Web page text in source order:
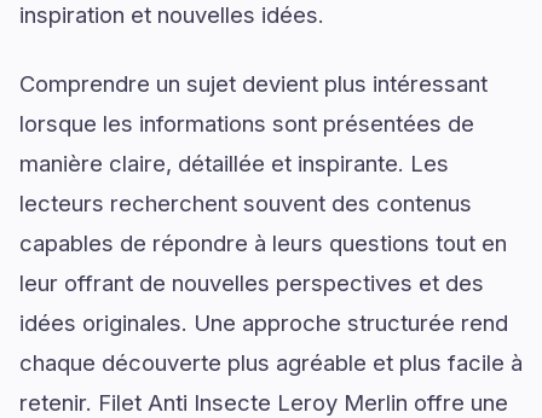
inspiration et nouvelles idées.
Comprendre un sujet devient plus intéressant
lorsque les informations sont présentées de
manière claire, détaillée et inspirante. Les
lecteurs recherchent souvent des contenus
capables de répondre à leurs questions tout en
leur offrant de nouvelles perspectives et des
idées originales. Une approche structurée rend
chaque découverte plus agréable et plus facile à
retenir. Filet Anti Insecte Leroy Merlin offre une